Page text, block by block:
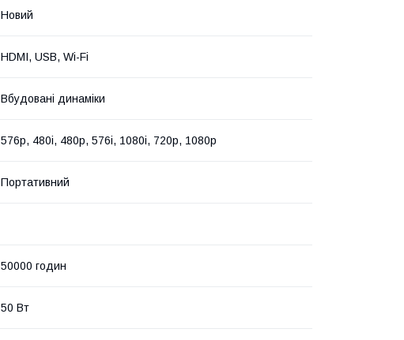
Новий
HDMI, USB, Wi-Fi
Вбудовані динаміки
576p, 480i, 480p, 576i, 1080i, 720p, 1080p
Портативний
50000 годин
50 Вт